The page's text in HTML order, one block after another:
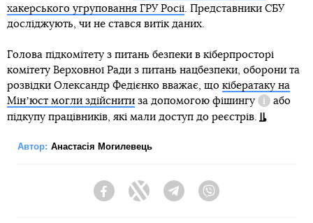
хакерського угруповання ГРУ Росії. Представники СБУ
досліджують, чи не стався витік даних.
Голова підкомітету з питань безпеки в кіберпросторі
комітету Верховної Ради з питань нацбезпеки, оборони та
розвідки Олександр Федієнко вважає, що кібератаку на
Мінʼюст могли здійснити за допомогою фішингу
Довідка
або
підкупу працівників, які мали доступ до реєстрів.
Автор: Анастасія Могилевець
FacebookTwitter Telegram